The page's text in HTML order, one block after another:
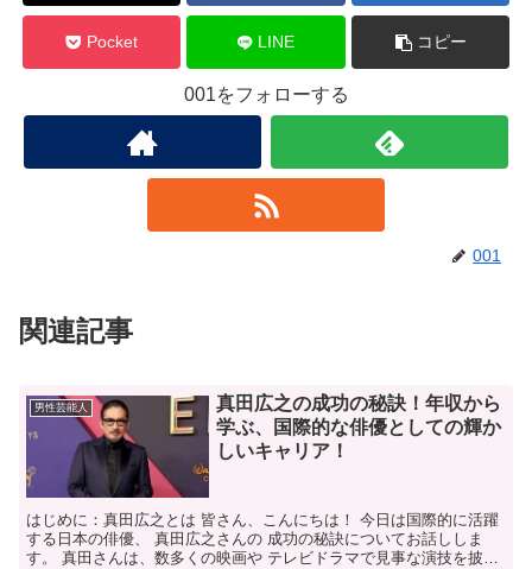
Pocket LINE コピー
001をフォローする
001
関連記事
男性芸能人
真田広之の成功の秘訣！年収から
学ぶ、国際的な俳優としての輝か
しいキャリア！
はじめに：真田広之とは 皆さん、こんにちは！ 今日は国際的に活躍
する日本の俳優、 真田広之さんの 成功の秘訣についてお話ししま
す。 真田さんは、数多くの映画や テレビドラマで見事な演技を披露